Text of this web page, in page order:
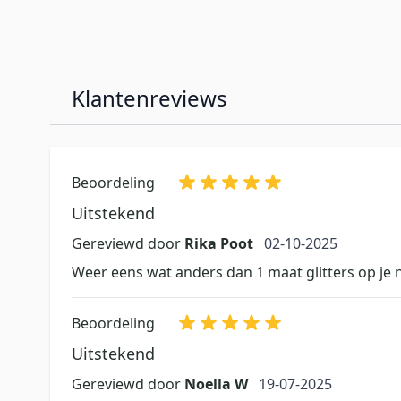
Klantenreviews
Beoordeling
Uitstekend
Gereviewd door Rika Poot 2 oktober 2025
02-10-2025
Weer eens wat anders dan 1 maat glitters op je
Beoordeling
Uitstekend
Gereviewd door Noella W 19 juli 2025
19-07-2025